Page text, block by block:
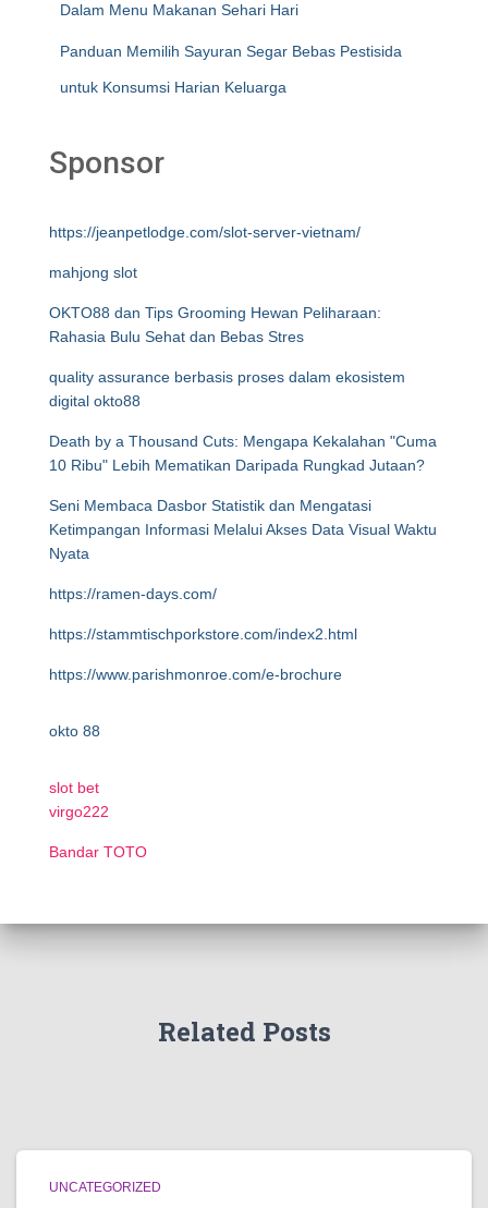
Dalam Menu Makanan Sehari Hari
Panduan Memilih Sayuran Segar Bebas Pestisida
untuk Konsumsi Harian Keluarga
Sponsor
https://jeanpetlodge.com/slot-server-vietnam/
mahjong slot
OKTO88 dan Tips Grooming Hewan Peliharaan:
Rahasia Bulu Sehat dan Bebas Stres
quality assurance berbasis proses dalam ekosistem
digital okto88
Death by a Thousand Cuts: Mengapa Kekalahan "Cuma
10 Ribu" Lebih Mematikan Daripada Rungkad Jutaan?
Seni Membaca Dasbor Statistik dan Mengatasi
Ketimpangan Informasi Melalui Akses Data Visual Waktu
Nyata
https://ramen-days.com/
https://stammtischporkstore.com/index2.html
https://www.parishmonroe.com/e-brochure
okto 88
slot bet
virgo222
Bandar TOTO
Related Posts
UNCATEGORIZED